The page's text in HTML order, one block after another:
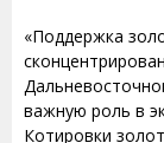
«Поддержка
важную роль в
Котировки